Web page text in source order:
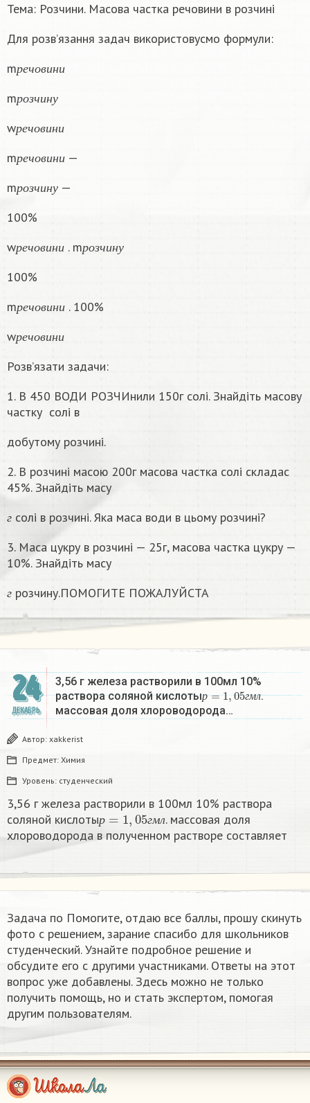
Тема: Розчини. Масова частка речовини в розчині
Для розв’язання задач використовусмо формули:
m р е ч о в и н и
m р о з ч и н у
wр е ч о в и н и
m р е ч о в и н и
—
m р о з ч и н у
—
100%
wр е ч о в и н и . m р о з ч и н у
100%
m р е ч о в и н и
. 100%
wр е ч о в и н и
Розв’язати задачи:
1. В 450 ВОДИ РОЗЧИнили 150г солі. Знайдіть масову
частку солі в
добутому розчині.
2. В розчині масою 200г масова частка солі складас
45%. Знайдіть масу
г
солі в розчині. Яка маса води в цьому розчинi?
3. Маса цукру в розчині — 25г, масова частка цукру —
10%. Знайдіть масу
г розчину.ПОМОГИТЕ ПОЖАЛУЙСТА
24
ДЕКАБРЬ
3,56 г железа растворили в 100мл 10%
раствора соляной кислоты р гмл
р =1,05гмл
.
массовая доля хлороводорода…
Автор: xakkerist
Предмет: Химия
Уровень: студенческий
3,56 г железа растворили в 100мл 10% раствора
соляной кислоты р гмл
р=1,05гмл
. массовая доля
хлороводорода в полученном растворе составляет
Задача по Помогите, отдаю все баллы, прошу скинуть
фото с решением, зарание спасибо для школьников
студенческий. Узнайте подробное решение и
обсудите его с другими участниками. Ответы на этот
вопрос уже добавлены. Здесь можно не только
получить помощь, но и стать экспертом, помогая
другим пользователям.